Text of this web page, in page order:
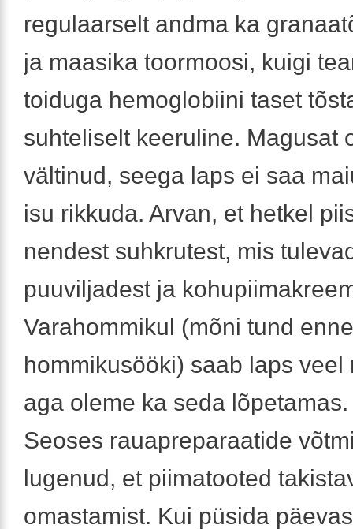
regulaarselt andma ka
ja maasika toormoosi, kuigi
toiduga hemoglobiini taset
suhteliselt keeruline. Magusat
vältinud, seega laps ei saa
isu rikkuda. Arvan, et hetkel
nendest suhkrutest, mis
puuviljadest ja
Varahommikul (mõni tund enne
hommikusööki) saab laps veel
aga oleme ka seda lõpetamas.
Seoses rauapreparaatide
lugenud, et piimatooted
omastamist. Kui püsida